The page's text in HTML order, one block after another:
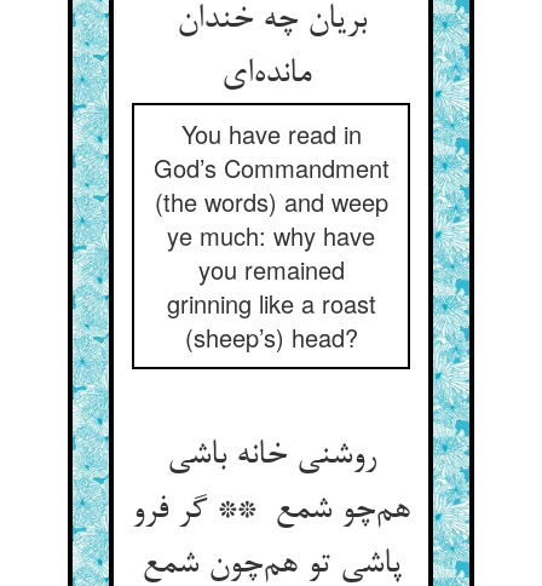
بریان چه خندان
مانده‌ای
You have read in
God’s Commandment
(the words) and weep
ye much: why have
you remained
grinning like a roast
(sheep’s) head?
روشنی خانه باشی
هم‌چو شمع ** گر فرو
پاشی تو هم‌چون شمع